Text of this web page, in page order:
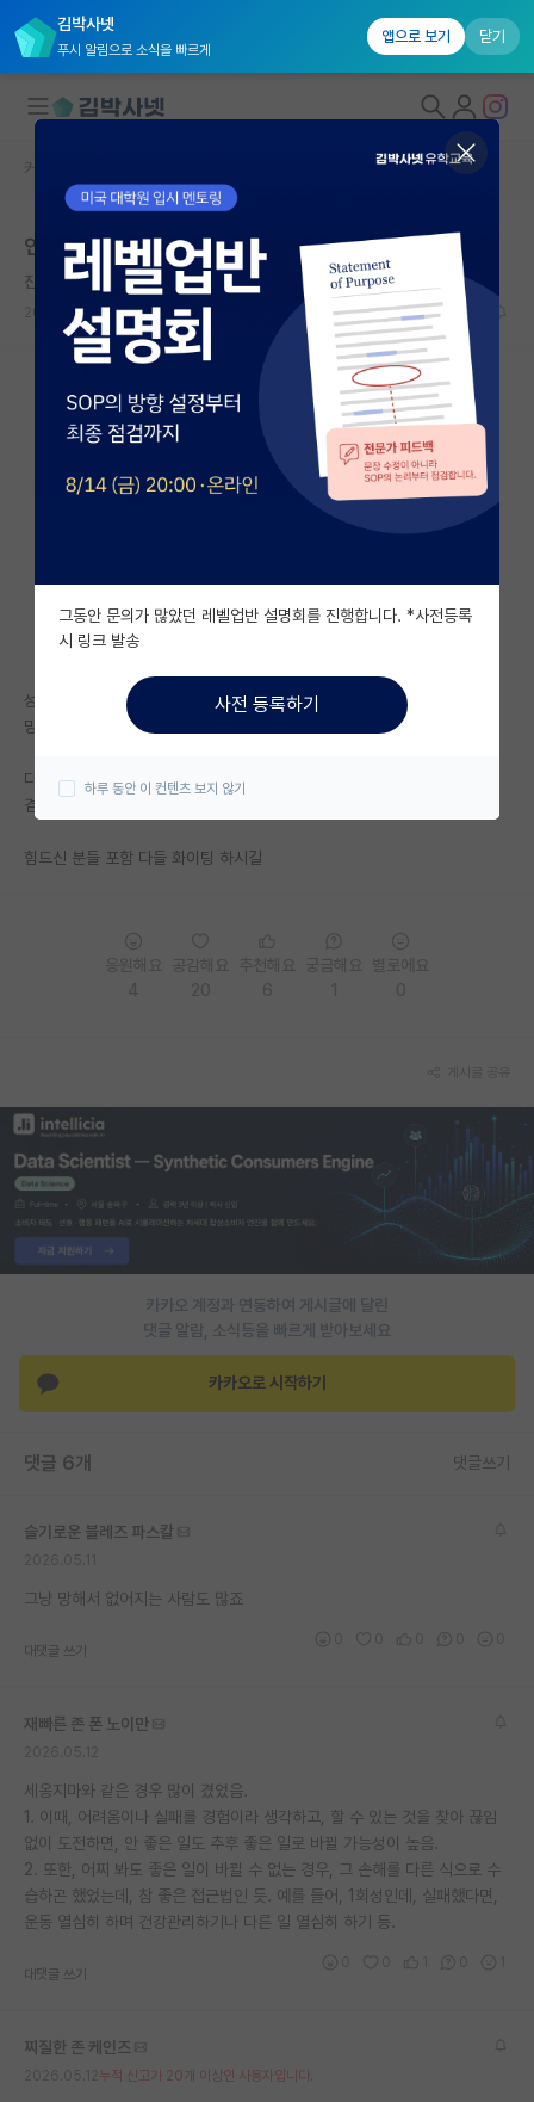
김박사넷
푸시 알림으로 소식을 빠르게
앱으로 보기 닫기
대학원생 모집
국내대학원 정보
연구실&오픈랩
커뮤니티
커뮤니티 홈
전체글보기
베스트 게시판
자유 게시판(아무개랩)
미국 유학 게시판
미국 대학원 합격 후기 게시판
대학원생 모집 게시판
연구실(PI) 홍보 게시판
석박사 채용 정보 게시판
PI 전용 게시판
인문사회 계열 게시판
특수/전문대학원 게시판
반도체/AI 게시판
장학금/장학생 게시판
학술 정보 게시판
이벤트
커뮤니티 홈
인생사 새옹지마
진지한 소크라테스*
2026.05.11
6 4072
성공하는 줄 알았는데 성공하지 않았고
망하는 줄 알았는데 망하지 않고 또 길이 있었음
다 본인의 자리가 어느정도 정해져있는 듯함
겸손하게 최선을 다해야지
힘드신 분들 포함 다들 화이팅 하시길
카카오 계정과 연동하여 게시글에 달린
댓글 알람, 소식등을 빠르게 받아보세요
카카오로 시작하기
댓글 6개 댓글쓰기
슬기로운 블레즈 파스칼
그냥 망해서 없어지는 사람도 많죠
대댓글 쓰기
재빠른 존 폰 노이만
세옹지마와 같은 경우 많이 겼었음.
1. 이때, 어려움이나 실패를 경험이라 생각하고, 할 수 있는 것을 찾아 끊임
없이 도전하면, 안 좋은 일도 추후 좋은 일로 바뀔 가능성이 높음.
2. 또한, 어찌 봐도 좋은 일이 바뀔 수 없는 경우, 그 손해를 다른 식으로 수
습하곤 했었는데, 참 좋은 접근법인 듯. 예를 들어, 1회성인데, 실패했다면,
운동 열심히 하며 건강관리하기나 다른 일 열심히 하기 등.
대댓글 쓰기
찌질한 존 케인즈
누적 신고가 20개 이상인 사용자입니다.
그동안 문의가 많았던 레벨업반 설명회를 진행합니다. *사전등록
시 링크 발송
사전 등록하기
하루 동안 이 컨텐츠 보지 않기